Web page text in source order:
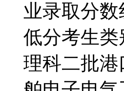
业录取分
低分考生类
理科二批港